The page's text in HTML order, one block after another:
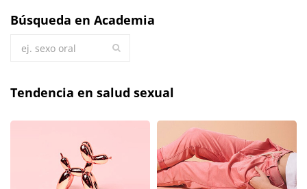
Búsqueda en Academia
Tendencia en salud sexual